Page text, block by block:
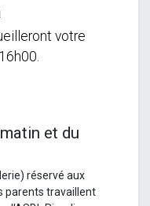
votre
et du
réservé aux
parents travaillent